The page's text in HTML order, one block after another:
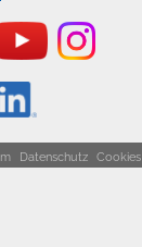
Datenschutz Cookies